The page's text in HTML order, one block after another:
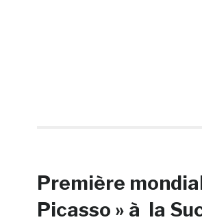
Première
Picasso » à la